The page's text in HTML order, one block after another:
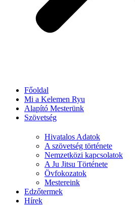
Főoldal
Mi a Kelemen Ryu
Alapító Mesterünk
Szövetség
Hivatalos Adatok
A szövetség története
Nemzetközi kapcsolatok
A Ju Jitsu Története
Övfokozatok
Mestereink
Edzőtermek
Hírek